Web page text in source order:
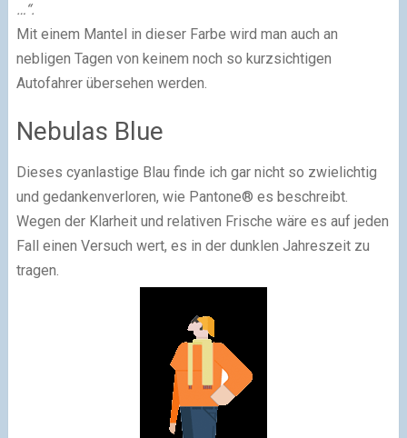
…“.
Mit einem Mantel in dieser Farbe wird man auch an
nebligen Tagen von keinem noch so kurzsichtigen
Autofahrer übersehen werden.
Nebulas Blue
Dieses cyanlastige Blau finde ich gar nicht so zwielichtig
und gedankenverloren, wie Pantone® es beschreibt.
Wegen der Klarheit und relativen Frische wäre es auf jeden
Fall einen Versuch wert, es in der dunklen Jahreszeit zu
tragen.